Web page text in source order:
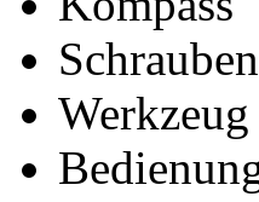
Werkzeug